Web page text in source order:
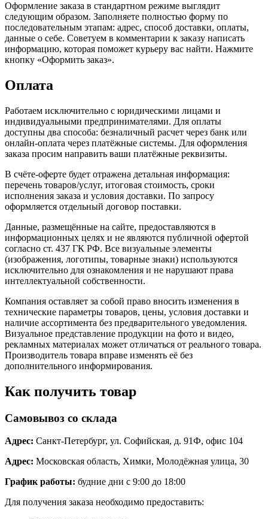
Оформление заказа в стандартном режиме выглядит
следующим образом. Заполняете полностью форму по
последовательным этапам: адрес, способ доставки, оплаты,
данные о себе. Советуем в комментарии к заказу написать
информацию, которая поможет курьеру вас найти. Нажмите
кнопку «Оформить заказ».
Оплата
Работаем исключительно с юридическими лицами и
индивидуальными предпринимателями. Для оплаты
доступны два способа: безналичный расчет через банк или
онлайн-оплата через платёжные системы. Для оформления
заказа просим направить ваши платёжные реквизиты.
В счёте-оферте будет отражена детальная информация:
перечень товаров/услуг, итоговая стоимость, сроки
исполнения заказа и условия доставки. По запросу
оформляется отдельный договор поставки.
Данные, размещённые на сайте, предоставляются в
информационных целях и не являются публичной офертой
согласно ст. 437 ГК РФ. Все визуальные элементы
(изображения, логотипы, товарные знаки) используются
исключительно для ознакомления и не нарушают права
интеллектуальной собственности.
Компания оставляет за собой право вносить изменения в
технические параметры товаров, цены, условия доставки и
наличие ассортимента без предварительного уведомления.
Визуальное представление продукции на фото и видео,
рекламных материалах может отличаться от реального товара.
Производитель товара вправе изменять её без
дополнительного информирования.
Как получить товар
Самовывоз со склада
Адрес: Санкт-Петербург, ул. Софийская, д. 91Ф, офис 104
Адрес: Московская область, Химки, Молодёжная улица, 30
График работы: будние дни с 9:00 до 18:00
Для получения заказа необходимо предоставить: